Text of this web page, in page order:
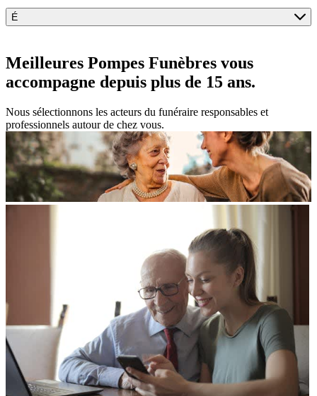
É
Meilleures Pompes Funèbres vous
accompagne depuis plus de 15 ans.
Nous sélectionnons les acteurs du funéraire responsables et
professionnels autour de chez vous.